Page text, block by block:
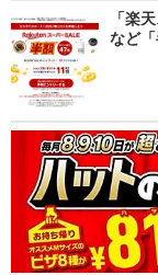
「楽
など